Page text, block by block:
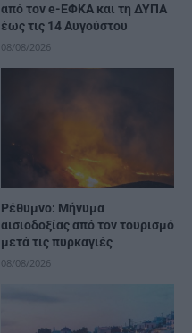
από τον e-ΕΦΚΑ και τη ΔΥΠΑ
έως τις 14 Αυγούστου
08/08/2026
Ρέθυμνο: Μήνυμα
αισιοδοξίας από τον τουρισμό
μετά τις πυρκαγιές
08/08/2026